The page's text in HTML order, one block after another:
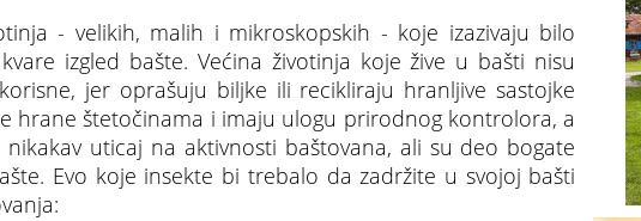
- velikih, malih i mikroskopskih - koje izazivaju bilo
izgled bašte. Većina životinja koje žive u bašti nisu
jer oprašuju biljke ili recikliraju hranljive sastojke
hrane štetočinama i imaju ulogu prirodnog kontrolora, a
uticaj na aktivnosti baštovana, ali su deo bogate
Evo koje insekte bi trebalo da zadržite u svojoj bašti